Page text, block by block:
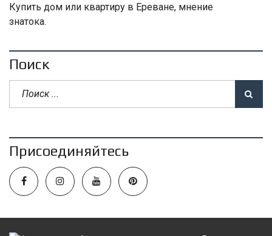
Купить дом или квартиру в Ереване, мнение
знатока.
Поиск
Присоединяйтесь